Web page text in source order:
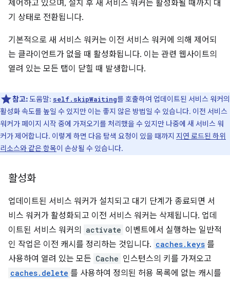
제어하고 있으며, 설치 후 새 서비스 워커는 활성화될 때까지 대
기 상태로 전환됩니다.
기본적으로 새 서비스 워커는 이전 서비스 워커에 의해 제어되
는 클라이언트가 없을 때 활성화됩니다. 이는 관련 웹사이트의
열려 있는 모든 탭이 닫힐 때 발생합니다.
참고:도움말: self.skipWaiting를 호출하여 업데이트된 서비스 워커의
활성화 속도를 높일 수 있지만 이는 좋지 않은 방법일 수 있습니다. 이전 서비스
워커가 페이지 시작 중에 가져오기를 처리했을 수 있지만 나중에 새 서비스 워
커가 제어합니다. 이렇게 하면 다음 탐색 요청이 있을 때까지 지연 로드된 하위
리소스와 같은 항목이 손상될 수 있습니다.
활성화
업데이트된 서비스 워커가 설치되고 대기 단계가 종료되면 서
비스 워커가 활성화되고 이전 서비스 워커는 삭제됩니다. 업데
이트된 서비스 워커의
activate 이벤트에서 실행하는 일반적
인 작업은 이전 캐시를 정리하는 것입니다. caches.keys 를
사용하여 열려 있는 모든 Cache 인스턴스의 키를 가져오고
caches.delete 를 사용하여 정의된 허용 목록에 없는 캐시를